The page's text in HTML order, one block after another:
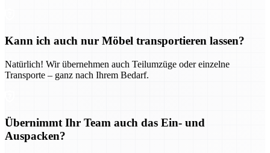
Kann ich auch nur Möbel transportieren lassen?
Natürlich! Wir übernehmen auch Teilumzüge oder einzelne
Transporte – ganz nach Ihrem Bedarf.
Übernimmt Ihr Team auch das Ein- und
Auspacken?